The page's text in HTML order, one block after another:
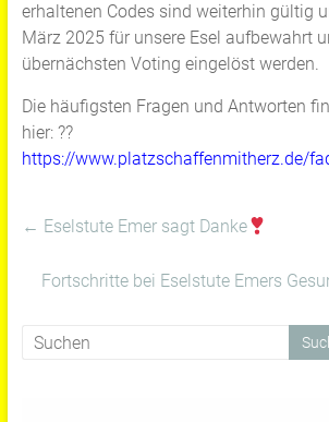
erhaltenen Codes sind weiterhin gültig
März 2025 für unsere Esel aufbewahrt
übernächsten Voting eingelöst werden.
Die häufigsten Fragen und Antworten
hier: ??
https://www.platzschaffenmitherz.de/
← Eselstute Emer sagt Danke
Fortschritte bei Eselstute Emers